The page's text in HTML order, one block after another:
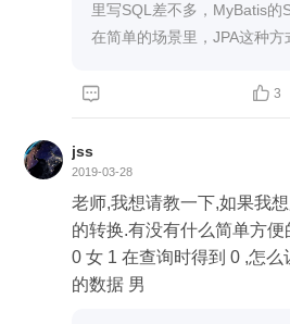
里写SQL差不多，MyBatis的
在简单的场景里，JPA这种方
  3
jss
2019-03-28
老师,我想请教一下,如果我
的转换.有没有什么简单方便
0 女 1 在查询时得到 0 ,怎么让它能带上字典翻译后
的数据 男